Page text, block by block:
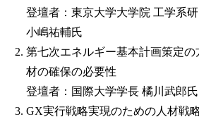
登壇者：東京大学大学院 工学系
小嶋祐輔氏
第七次エネルギー基本計画策定の
材の確保の必要性
登壇者：国際大学学長 橘川武郎氏
GX実行戦略実現のための人材戦